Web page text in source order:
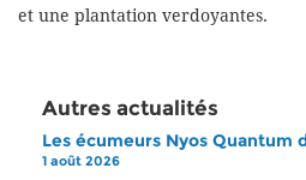
et une plantation verdoyantes.
Autres actualités
Les écumeurs Nyos Quantum
1 août 2026